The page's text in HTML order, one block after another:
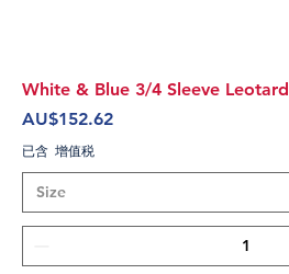
White & Blue 3/4 Sleeve Leotard
價格
AU$152.62
已含 增值税